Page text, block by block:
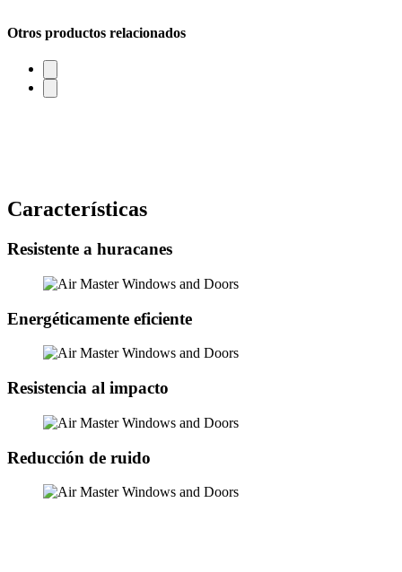
Otros productos relacionados
Características
Resistente a huracanes
Energéticamente eficiente
Resistencia al impacto
Reducción de ruido